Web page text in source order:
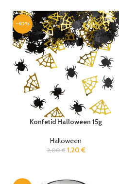
-40%
Konfetid Halloween 15g
Halloween
2,00€ 1,20 €